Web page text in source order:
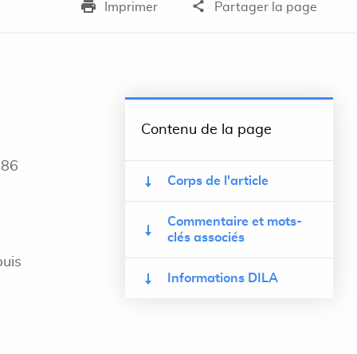
Imprimer Partager la page
Contenu de la page
Corps de l'article
Commentaire et mots-
clés associés
Informations DILA